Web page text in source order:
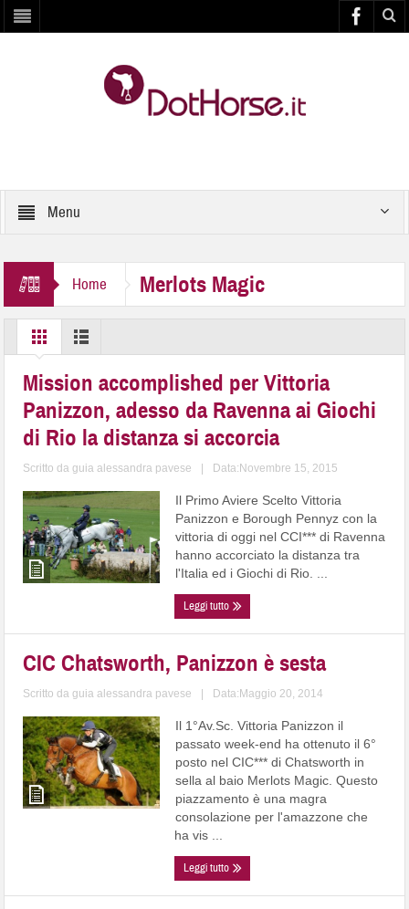
Menu
Home Merlots Magic
Mission accomplished per Vittoria
Panizzon, adesso da Ravenna ai Giochi
di Rio la distanza si accorcia
Scritto daguia alessandra pavese Data:Novembre 15, 2015
Il Primo Aviere Scelto Vittoria
Panizzon e Borough Pennyz con la
vittoria di oggi nel CCI*** di Ravenna
hanno accorciato la distanza tra
l'Italia ed i Giochi di Rio. ...
Leggi tutto
CIC Chatsworth, Panizzon è sesta
Scritto daguia alessandra pavese Data:Maggio 20, 2014
Il 1°Av.Sc. Vittoria Panizzon il
passato week-end ha ottenuto il 6°
posto nel CIC*** di Chatsworth in
sella al baio Merlots Magic. Questo
piazzamento è una magra
consolazione per l'amazzone che
ha vis ...
Leggi tutto